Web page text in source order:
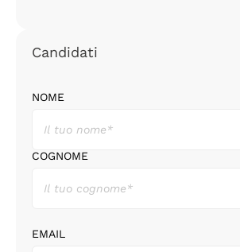
Candidati
NOME
COGNOME
EMAIL